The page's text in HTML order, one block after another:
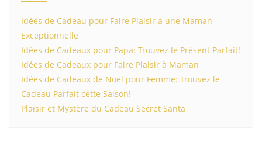
Idées de Cadeau pour Faire Plaisir à une Maman
Exceptionnelle
Idées de Cadeaux pour Papa: Trouvez le Présent Parfait!
Idées de Cadeaux pour Faire Plaisir à Maman
Idées de Cadeaux de Noël pour Femme: Trouvez le
Cadeau Parfait cette Saison!
Plaisir et Mystère du Cadeau Secret Santa